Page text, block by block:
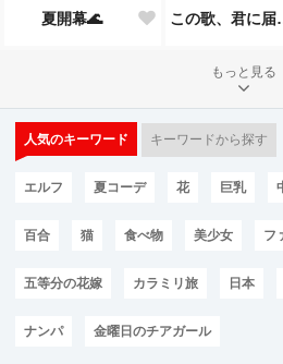
夏開幕🌊 この歌
もっと見る
人気のキーワード キーワードから探す
エルフ 夏コーデ 花 巨乳
百合 猫 食べ物 美少女 フ
五等分の花嫁 カラミリ旅 日本
ナンパ 金曜日のチアガール